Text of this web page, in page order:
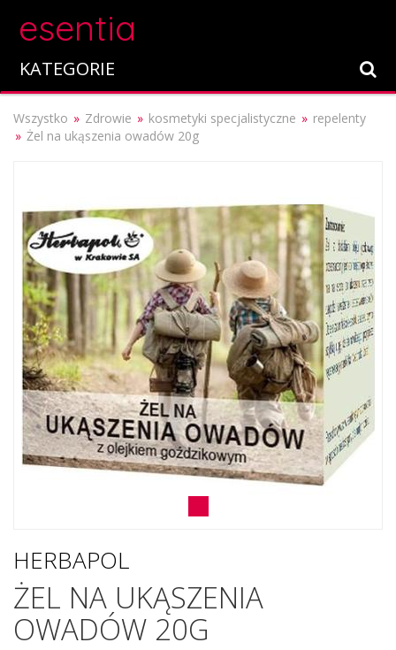
esentia
KATEGORIE
Wszystko Zdrowie kosmetyki specjalistyczne
repelenty
Żel na ukąszenia owadów 20g
HERBAPOL
ŻEL NA UKĄSZENIA
OWADÓW 20G